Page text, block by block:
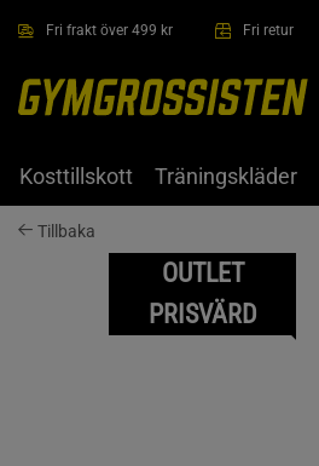
Fri frakt över 499 kr Fri retur
Kosttillskott Träningskläder
Tillbaka
OUTLET
PRISVÄRD